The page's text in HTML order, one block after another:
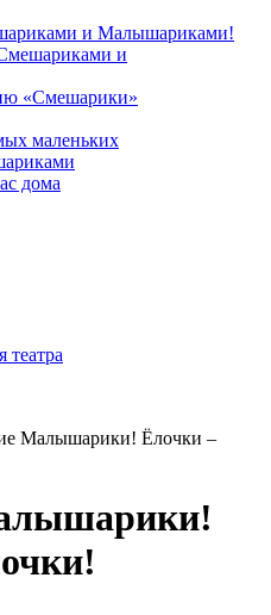
и Малышариками!
и
«Смешарики»
маленьких
дома
театра
Малышарики! Ёлочки –